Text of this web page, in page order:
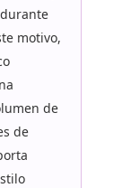
motivo,
de
de